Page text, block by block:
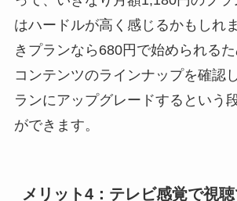
はハードルが高く感じるかもしれ
きプランなら680円で始められる
コンテンツのラインナップを確認
ランにアップグレードするという
ができます。
メリット4：テレビ感覚で視